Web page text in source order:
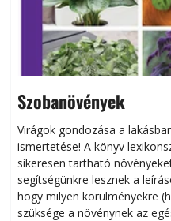
Szobanövények
Virágok gondozása a
ismertetése! A könyv
sikeresen tart­ha­tó
segítségünkre lesznek a
hogy milyen körülményekre
szüksége a növénynek az